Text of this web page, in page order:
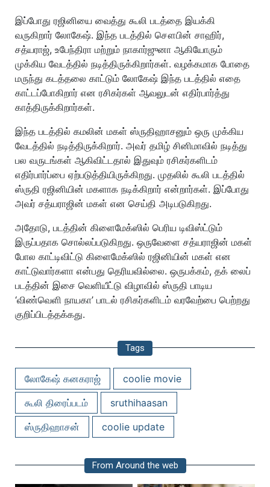
இப்போது ரஜினியை வைத்து கூலி படத்தை இயக்கி
வருகிறார் லோகேஷ். இந்த படத்தில் சௌபின் சாஹிர்,
சத்யராஜ், உபேந்திரா மற்றும் நாகார்ஜுனா ஆகியோரும்
முக்கிய வேடத்தில் நடித்திருக்கிறார்கள். வழக்கமாக போதை
மருந்து கடத்தலை காட்டும் லோகேஷ் இந்த படத்தில் எதை
காட்டப்போகிறார் என ரசிகர்கள் ஆவலுடன் எதிர்பார்த்து
காத்திருக்கிறார்கள்.
இந்த படத்தில் கமலின் மகள் ஸ்ருதிஹாசனும் ஒரு முக்கிய
வேடத்தில் நடித்திருக்கிறார். அவர் தமிழ் சினிமாவில் நடித்து
பல வருடங்கள் ஆகிவிட்டதால் இதுவும் ரசிகர்களிடம்
எதிர்பார்ப்பை ஏற்படுத்தியிருக்கிறது. முதலில் கூலி படத்தில்
ஸ்ருதி ரஜினியின் மகளாக நடிக்கிறார் என்றார்கள். இப்போது
அவர் சத்யராஜின் மகள் என செய்தி அடிபடுகிறது.
அதோடு, படத்தின் கிளைமேக்ஸில் பெரிய டிவிஸ்ட்டும்
இருப்பதாக சொல்லப்படுகிறது. ஒருவேளை சத்யராஜின் மகள்
போல காட்டிவிட்டு கிளைமேக்ஸில் ரஜினியின் மகள் என
காட்டுவார்களா என்பது தெரியவில்லை. ஒருபக்கம், தக் லைப்
படத்தின் இசை வெளியீட்டு விழாவில் ஸ்ருதி பாடிய
‘விண்வெளி நாயகா’ பாடல் ரசிகர்களிடம் வரவேற்பை பெற்றது
குறிப்பிடத்தக்கது.
Tags
லோகேஷ் கனகராஜ்
coolie movie
கூலி திரைப்படம்
sruthihaasan
ஸ்ருதிஹாசன்
coolie update
From Around the web